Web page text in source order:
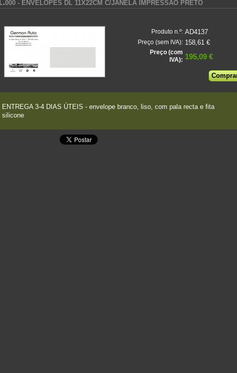
000 - ENVELOPES DL 11X22CM C/JANELA IMPRESSÃO PRETO
Produto n.º: AD4137
Preço (sem IVA): 158,61 €
Preço (com
IVA): 195,09 €
ENTREGA 3-4 DIAS ÚTEIS - envelope branco, liso, com pala recta e fita
silicone